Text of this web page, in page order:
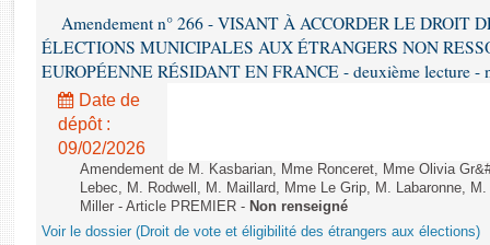
Rapports sur l'application des lois
Baromètre de l’application des lois
Dossiers législatifs
Budget et sécurité sociale
Questions écrites et orales
Comptes rendus des débats
Amendement n° 266 - VISANT À ACCORDER LE DROIT
ÉLECTIONS MUNICIPALES AUX ÉTRANGERS NON
EUROPÉENNE RÉSIDANT EN FRANCE - deuxième lecture -
Date de
dépôt :
09/02/2026
Amendement de M. Kasbarian, Mme Ronceret, Mme Olivia
Lebec, M. Rodwell, M. Maillard, Mme Le Grip, M. Labaronne,
Miller - Article PREMIER - Non renseigné
Voir le dossier (Droit de vote et éligibilité des étrangers aux élections)